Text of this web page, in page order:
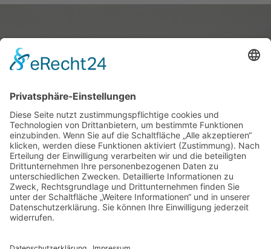
Mit Social Recruiting durchstarten: Verlassen Sie alte
Umlaufbahnen und finden Sie im digitalen Universum Top-
Talente!
talent-rakete.de - powered by Faktor M Consulting
GmbH
Trulichstr. 2 | 57258 Freudenberg